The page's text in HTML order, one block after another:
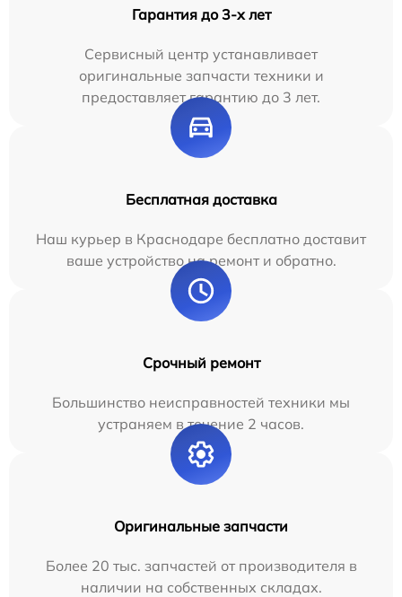
Гарантия до 3-х лет
Сервисный центр устанавливает
оригинальные запчасти техники и
предоставляет гарантию до 3 лет.
Бесплатная доставка
Наш курьер в Краснодаре бесплатно доставит
ваше устройство на ремонт и обратно.
Срочный ремонт
Большинство неисправностей техники мы
устраняем в течение 2 часов.
Оригинальные запчасти
Более 20 тыс. запчастей от производителя в
наличии на собственных складах.